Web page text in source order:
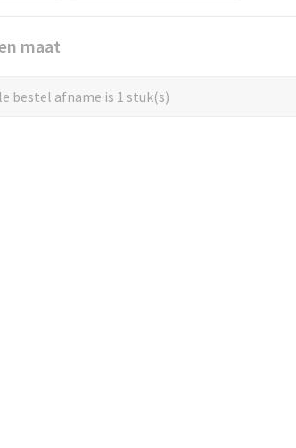
maat
bestel afname is 1 stuk(s)